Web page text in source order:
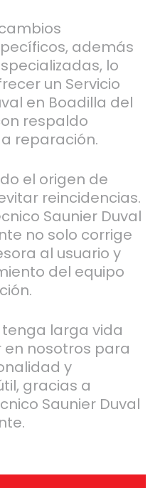
además
lo
un Servicio
en Boadilla del
respaldo
reparación.
el origen de
reincidencias.
Saunier Duval
no solo corrige
al usuario y
del equipo
larga vida
en nosotros para
y
gracias a
Saunier Duval